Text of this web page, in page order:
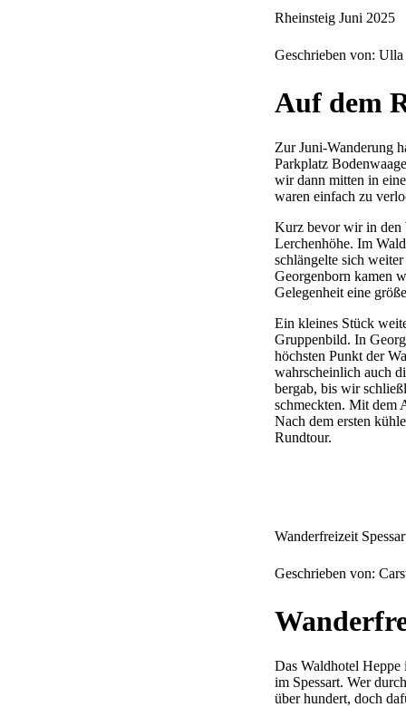
Rheinsteig Juni 2025
Geschrieben von:
Auf dem
Zur Juni-Wanderung
Parkplatz
wir dann mitten in
waren einfach zu
Kurz bevor wir in den
Lerchenhöhe. Im
schlängelte sich
Georgenborn kamen
Gelegenheit eine
Ein kleines Stück
Gruppenbild. In
höchsten Punkt der
wahrscheinlich auch
bergab, bis wir
schmeckten. Mit dem
Nach dem ersten
Rundtour.
Wanderfreizeit
Geschrieben von:
Das Waldhotel
im Spessart. Wer
über hundert, doch